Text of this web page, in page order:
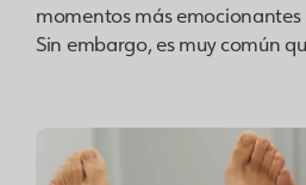
momentos más
Sin embargo, es muy común